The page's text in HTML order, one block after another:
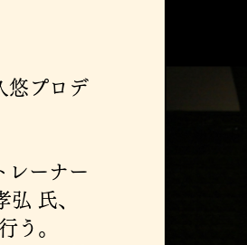
プロデ
レーナー
氏、
う。